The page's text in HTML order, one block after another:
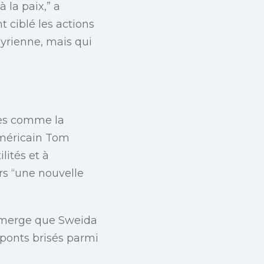
la paix,” a
ciblé les actions
mais qui
comme la
Tom
et à
“une nouvelle
que Sweida
brisés parmi